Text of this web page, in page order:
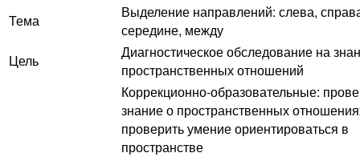
Тема
Выделение направлений: слева,
середине, между
Цель
Диагностическое обследование на
пространственных отношений
Коррекционно-образовательные:
знание о пространственных
проверить умение ориентироваться в
пространстве